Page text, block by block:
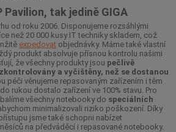
tak jedině GIGA
od roku 2006. Disponujeme rozsáhlými
než 20 000 kusy IT techniky skladem, což
expedovat objednávky. Máme také vlastní
produkt absolvuje přísnou kontrolu našimi
že všechny produkty jsou pečlivě
a vyčištěny, než se dostanou
péči věnujeme repasovaným zařízením i těm
rukou dostalo zařízení ve 100% stavu. Pro
všechny notebooky do speciálních
minimalizovali riziko poškození. Díky
jsme také schopni nabízet
na předváděcí i repasované notebooky.